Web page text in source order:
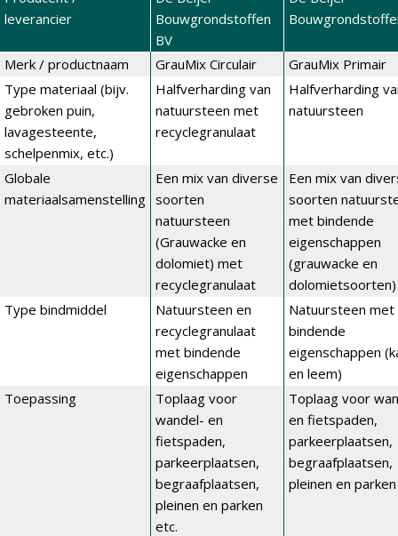
leverancier
Bouwgrondstoffen
BV
Merk / productnaam GrauMix Circulair
GrauMix Primair
Type materiaal (bijv.
gebroken puin,
lavagesteente,
schelpenmix, etc.)
Halfverharding van
natuursteen met
recyclegranulaat
Halfverharding
natuursteen
Globale
materiaalsamenstelling
Een mix van diverse
soorten
natuursteen
(Grauwacke en
dolomiet) met
recyclegranulaat
Een mix van
soorten
met bindende
eigenschappen
(grauwacke en
dolomietsoorten)
Type bindmiddel
Natuursteen en
recyclegranulaat
met bindende
eigenschappen
Natuursteen met
bindende
eigenschappen
en leem)
Toepassing
Toplaag voor
wandel- en
fietspaden,
parkeerplaatsen,
begraafplaatsen,
pleinen en parken
etc.
Toplaag voor
en fietspaden,
parkeerplaatsen,
begraafplaatsen,
pleinen en